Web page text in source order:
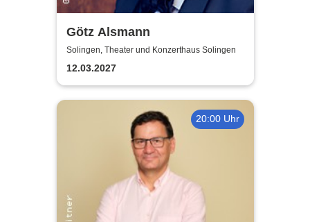
Götz Alsmann
Solingen, Theater und Konzerthaus Solingen
12.03.2027
20:00 Uhr